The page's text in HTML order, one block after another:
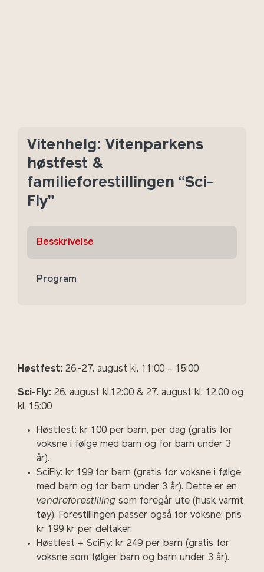
Vitenhelg: Vitenparkens
høstfest &
familieforestillingen “Sci-
Fly”
Besskrivelse
Program
Høstfest: 26.-27. august kl. 11:00 – 15:00
Sci-Fly: 26. august kl.12:00 & 27. august kl. 12.00 og
kl. 15:00
Høstfest: kr 100 per barn, per dag (gratis for
voksne i følge med barn og for barn under 3
år).
SciFly: kr 199 for barn (gratis for voksne i følge
med barn og for barn under 3 år). Dette er en
vandreforestilling som foregår ute (husk varmt
tøy). Forestillingen passer også for voksne; pris
kr 199 kr per deltaker.
Høstfest + SciFly: kr 249 per barn (gratis for
voksne som følger barn og barn under 3 år).